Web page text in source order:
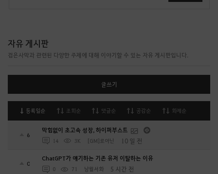
자유 게시판
검은사막과 관련된 다양한 주제에 대해 이야기할 수 있는 자유 게시판입니다.
글쓰기
등록일순 조회순 댓글순 공감순 화제순
6
막힘없이 초고속 성장, 하이퍼부스트
14 3K [GM]로아닌 10 일 전
0
ChatGPT가 얘기하는 기존 유저 이탈하는 이유
0 71 낭월서화 5 시간 전